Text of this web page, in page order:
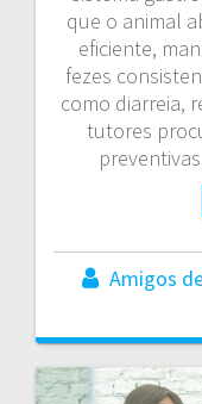
que o animal
eficiente,
fezes
como diarreia,
tutores
Amigos